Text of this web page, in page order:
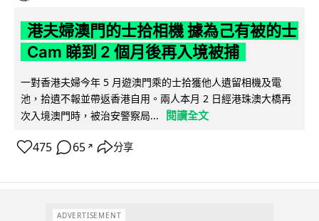
港夫婦澳門的士拾相機 據為己有被的士
Cam 睇到 2 個月後再入境被捕
一對香港夫婦今年 5 月遊澳門乘的士拾獲他人遺留相機及電
池，拾遺不報並帶返香港自用。兩人本月 2 日經港珠澳大橋再
次入境澳門時，被治安警察局...
閱讀全文
475 65 ↗ 分享
ADVERTISEMENT